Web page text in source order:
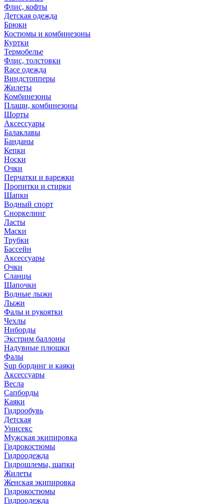
Флис, кофты
Детская одежда
Брюки
Костюмы и комбинезоны
Куртки
Термобелье
Флис, толстовки
Race одежда
Виндстопперы
Жилеты
Комбинезоны
Плащи, комбинезоны
Шорты
Аксессуары
Балаклавы
Банданы
Кепки
Носки
Очки
Перчатки и варежки
Пропитки и стирки
Шапки
Водный спорт
Сноркелинг
Ласты
Маски
Трубки
Бассейн
Аксессуары
Очки
Сланцы
Шапочки
Водные лыжи
Лыжи
Фалы и рукоятки
Чехлы
Ниборды
Экстрим баллоны
Надувные плюшки
Фалы
Sup бординг и каяки
Аксессуары
Весла
Сапборды
Каяки
Гидрообувь
Детская
Унисекс
Мужская экипировка
Гидрокостюмы
Гидроодежда
Гидрошлемы, шапки
Жилеты
Женская экипировка
Гидрокостюмы
Гидроодежда